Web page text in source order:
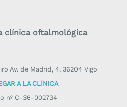
clínica oftalmológica
Av. de Madrid, 4, 36204 Vigo
A LA CLÍNICA
nº C-36-002734